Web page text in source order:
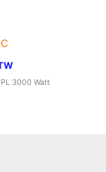
3000 Watt